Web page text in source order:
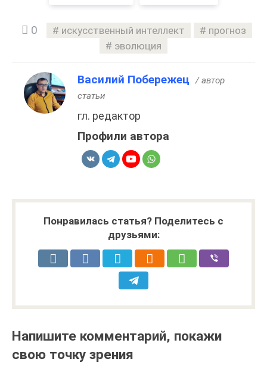
0 искусственный интеллект
прогноз
эволюция
Василий Побережец
/ автор
статьи
гл. редактор
Профили автора
Понравилась статья? Поделитесь с
друзьями:
Напишите комментарий, покажи
свою точку зрения